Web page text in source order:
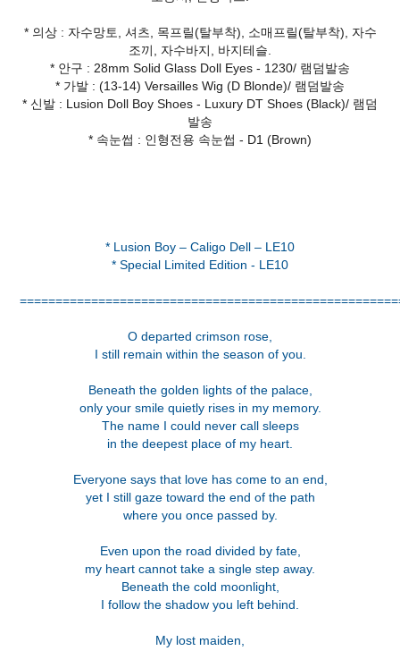
* 의상 : 자수망토, 셔츠, 목프릴(탈부착), 소매프릴(탈부착), 자수
조끼, 자수바지, 바지테슬.
* 안구 : 28mm Solid Glass Doll Eyes - 1230/ 램덤발송
* 가발 : (13-14) Versailles Wig (D Blonde)/ 램덤발송
* 신발 : Lusion Doll Boy Shoes - Luxury DT Shoes (Black)/ 램덤
발송
* 속눈썹 : 인형전용 속눈썹 - D1 (Brown)
* Lusion Boy – Caligo Dell – LE10
* Special Limited Edition - LE10
O departed crimson rose,
I still remain within the season of you.
Beneath the golden lights of the palace,
only your smile quietly rises in my memory.
The name I could never call sleeps
in the deepest place of my heart.
Everyone says that love has come to an end,
yet I still gaze toward the end of the path
where you once passed by.
Even upon the road divided by fate,
my heart cannot take a single step away.
Beneath the cold moonlight,
I follow the shadow you left behind.
My lost maiden,